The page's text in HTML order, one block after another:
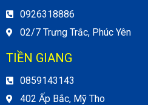
0926318886
02/7 Trưng Trắc, Phúc Yên
TIỀN GIANG
0859143143
402 Ấp Bắc, Mỹ Tho